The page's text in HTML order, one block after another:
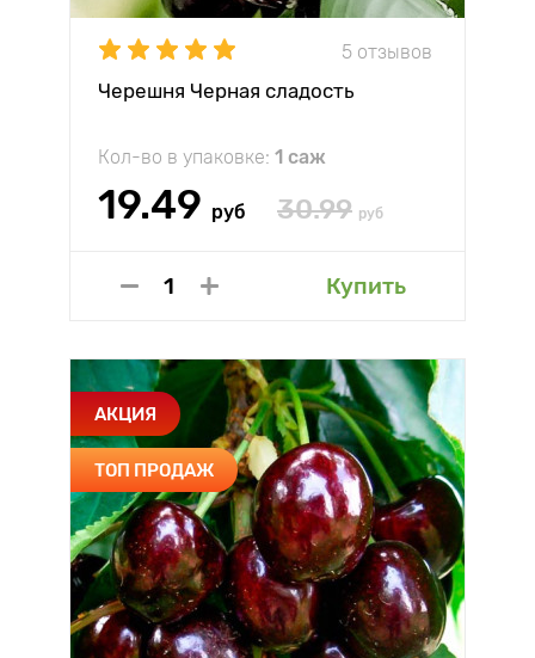
5 отзывов
Черешня Черная сладость
Кол-во в упаковке: 1 саж
19.49 руб 30.99 руб
Купить
АКЦИЯ
ТОП ПРОДАЖ